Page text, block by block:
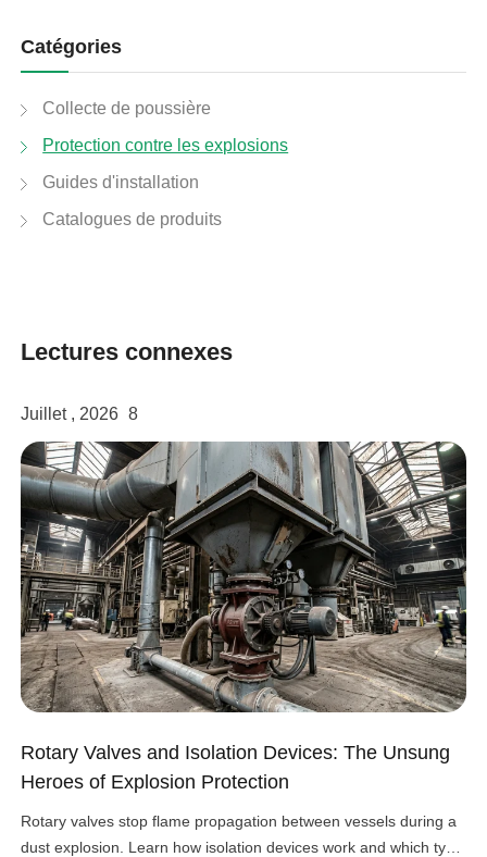
Catégories
Collecte de poussière
Protection contre les explosions
Guides d'installation
Catalogues de produits
Lectures connexes
Juillet , 2026 8
Rotary Valves and Isolation Devices: The Unsung
Heroes of Explosion Protection
Rotary valves stop flame propagation between vessels during a
dust explosion. Learn how isolation devices work and which type